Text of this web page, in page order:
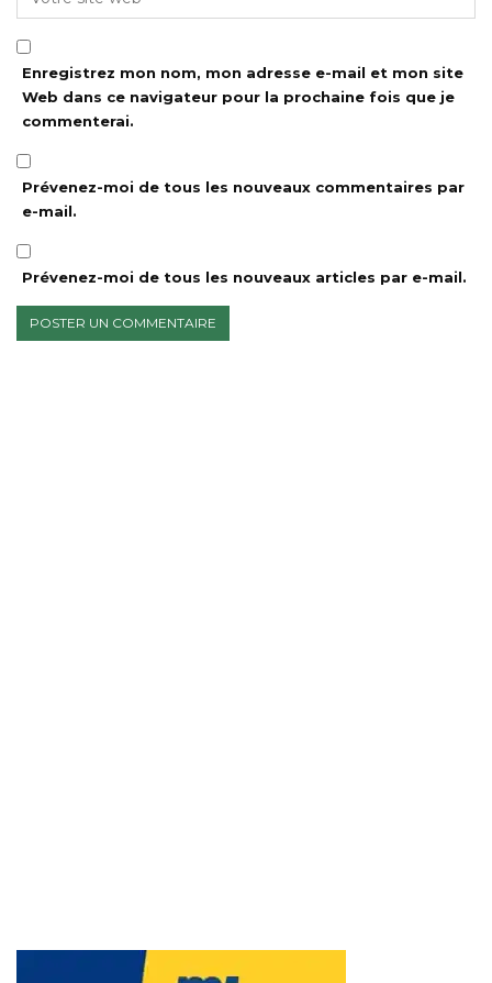
Enregistrez mon nom, mon adresse e-mail et mon site
Web dans ce navigateur pour la prochaine fois que je
commenterai.
Prévenez-moi de tous les nouveaux commentaires par
e-mail.
Prévenez-moi de tous les nouveaux articles par e-mail.